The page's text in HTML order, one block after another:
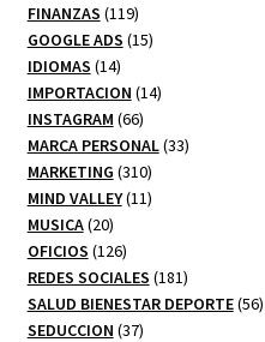
productos
FINANZAS 119119
productos
GOOGLE ADS 1515
IDIOMAS 1414
productos
IMPORTACION 1414
INSTAGRAM 6666
productos
MARCA PERSONAL 3333
MARKETING 310310
productos
MIND VALLEY 1111
MUSICA 2020
productos
OFICIOS 126126
productos
REDES SOCIALES 181181
productos
SALUD BIENESTAR DEPORTE 5656
SEDUCCION 3737